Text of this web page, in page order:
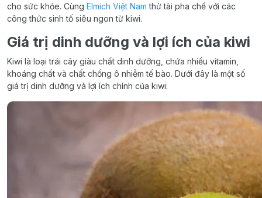
cho sức khỏe. Cùng Elmich Việt Nam thử tài pha chế với các
công thức sinh tố siêu ngon từ kiwi.
Giá trị dinh dưỡng và lợi ích của kiwi
Kiwi là loại trái cây giàu chất dinh dưỡng, chứa nhiều vitamin,
khoáng chất và chất chống ô nhiễm tế bào. Dưới đây là một số
giá trị dinh dưỡng và lợi ích chính của kiwi: